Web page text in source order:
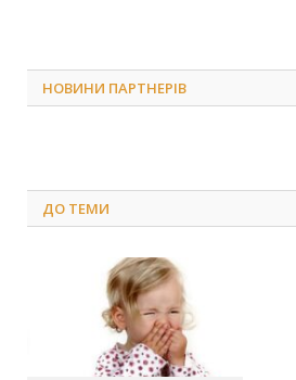
НОВИНИ ПАРТНЕРІВ
ДО ТЕМИ